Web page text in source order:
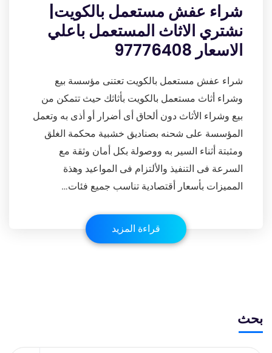
شراء عفش مستعمل بالكويت|
نشتري الاثاث المستعمل باعلي
الاسعار 97776408
شراء عفش مستعمل بالكويت تعتنى مؤسسة بيع
وشراء أثاث مستعمل بالكويت بأثاثك حيث تتمكن من
بيع وشراء الأثاث دون ألحاق أى أضرار أو أذى به وتعمل
المؤسسة على شحنه بصناديق خشبية محكمة الغلق
ومثبتة أثناء السير به ووصولة بكل أمان وثقة مع
السرعة فى التنفيذ والألتزام فى المواعيد وهذة
المميزات بأسعار أقتصادية تناسب جميع فئات…
قراءة المزيد
بحث